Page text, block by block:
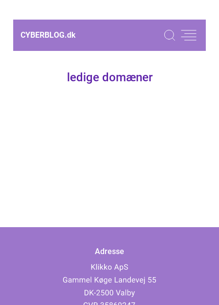
CYBERBLOG.dk
ledige domæner
Adresse